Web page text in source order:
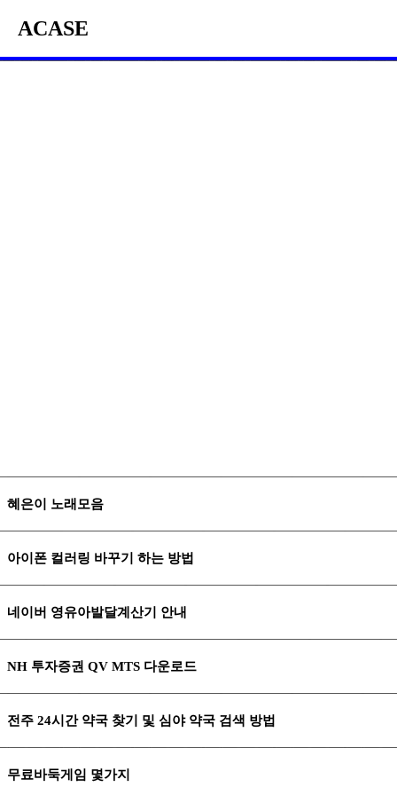
ACASE
혜은이 노래모음
아이폰 컬러링 바꾸기 하는 방법
네이버 영유아발달계산기 안내
NH 투자증권 QV MTS 다운로드
전주 24시간 약국 찾기 및 심야 약국 검색 방법
무료바둑게임 몇가지